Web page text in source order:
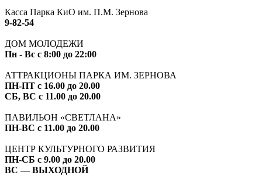
Касса Парка КиО им. П.М. Зернова
9-82-54
ДОМ МОЛОДЕЖИ
Пн - Вс с 8:00 до 22:00
АТТРАКЦИОНЫ ПАРКА ИМ. ЗЕРНОВА
ПН-ПТ с 16.00 до 20.00
СБ, ВС с 11.00 до 20.00
ПАВИЛЬОН «СВЕТЛАНА»
ПН-ВС с 11.00 до 20.00
ЦЕНТР КУЛЬТУРНОГО РАЗВИТИЯ
ПН-СБ с 9.00 до 20.00
ВС — ВЫХОДНОЙ